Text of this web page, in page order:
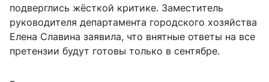
подверглись жёсткой критике. Заместитель
руководителя департамента городского хозяйства
Елена Славина заявила, что внятные ответы на все
претензии будут готовы только в сентябре.